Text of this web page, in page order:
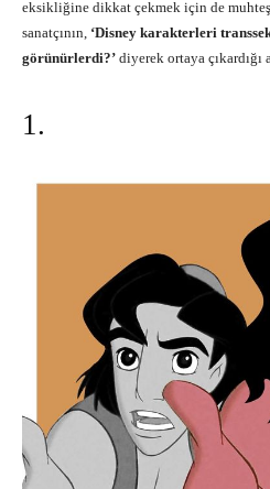
eksikliğine dikkat çekmek için de
sanatçının, ‘Disney karakterleri
görünürlerdi?’ diyerek ortaya çıkardığı
1.